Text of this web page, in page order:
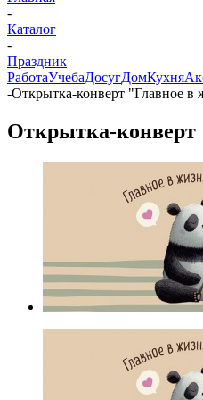
-
Каталог
-
Праздник
РаботаУчебаДосугДомКухня
-Открытка-конверт "Главное в
Открытка-конверт